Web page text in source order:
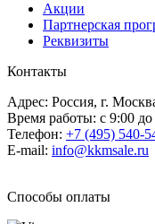
Акции
Партнерская
Реквизиты
Контакты
Адрес: Россия, г.
Время работы: с 9:00 до
Телефон: +7 (495) 540-
E-mail: info@kkmsale.ru
Способы оплаты